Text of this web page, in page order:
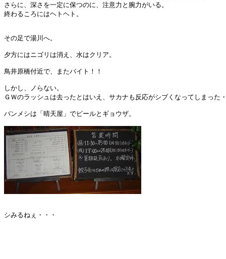
さらに、深さを一定に保つのに、注意力と腕力がいる。
終わるころにはヘトヘト。
その足で湯川へ。
夕方にはニゴリは消え、水はクリア。
鳥井原橋付近で、またバイト！！
しかし、ノらない。
ＧＷのラッシュは去ったとはいえ、サカナも反応がシブくなってしまった
バンメシは「晴天屋」でビールとギョウザ。
シみるねぇ・・・